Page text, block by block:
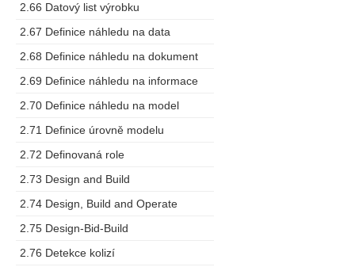
2.66 Datový list výrobku
2.67 Definice náhledu na data
2.68 Definice náhledu na dokument
2.69 Definice náhledu na informace
2.70 Definice náhledu na model
2.71 Definice úrovně modelu
2.72 Definovaná role
2.73 Design and Build
2.74 Design, Build and Operate
2.75 Design-Bid-Build
2.76 Detekce kolizí